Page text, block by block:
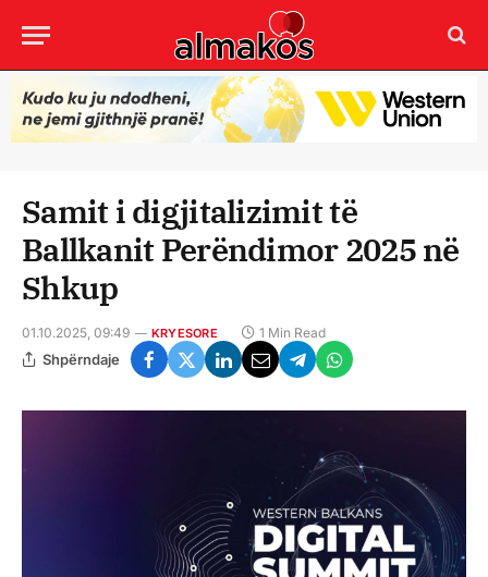
Samit i digjitalizimit të
Ballkanit Perëndimor 2025 në
Shkup
01.10.2025, 09:49 KRYESORE 1 Min Read
Shpërndaje